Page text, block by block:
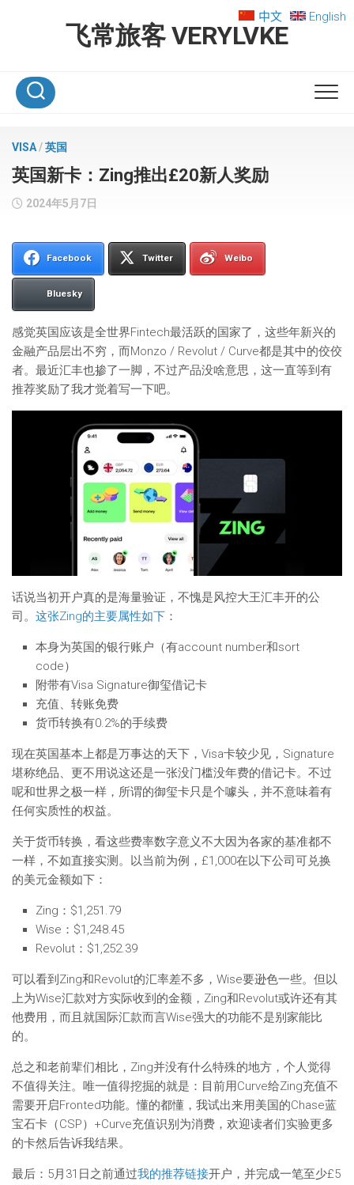
飞常旅客 VERYLVKE
中文 English
VISA/英国
英国新卡：Zing推出£20新人奖励
2024年5月7日
Facebook Twitter Weibo
Bluesky
感觉英国应该是全世界Fintech最活跃的国家了，这些年新兴的
金融产品层出不穷，而Monzo / Revolut / Curve都是其中的佼佼
者。最近汇丰也掺了一脚，不过产品没啥意思，这一直等到有
推荐奖励了我才觉着写一下吧。
话说当初开户真的是海量验证，不愧是风控大王汇丰开的公
司。 这张Zing的主要属性如下 ：
本身为英国的银行账户（有account number和sort
code）
附带有Visa Signature御玺借记卡
充值、转账免费
货币转换有0.2%的手续费
现在英国基本上都是万事达的天下，Visa卡较少见，Signature
堪称绝品、更不用说这还是一张没门槛没年费的借记卡。不过
呢和世界之极一样，所谓的御玺卡只是个噱头，并不意味着有
任何实质性的权益。
关于货币转换，看这些费率数字意义不大因为各家的基准都不
一样，不如直接实测。以当前为例，£1,000在以下公司可兑换
的美元金额如下：
Zing：$1,251.79
Wise：$1,248.45
Revolut：$1,252.39
可以看到Zing和Revolut的汇率差不多，Wise要逊色一些。但以
上为Wise汇款对方实际收到的金额，Zing和Revolut或许还有其
他费用，而且就国际汇款而言Wise强大的功能不是别家能比
的。
总之和老前辈们相比，Zing并没有什么特殊的地方，个人觉得
不值得关注。唯一值得挖掘的就是：目前用Curve给Zing充值不
需要开启Fronted功能。懂的都懂，我试出来用美国的Chase蓝
宝石卡（CSP）+Curve充值识别为消费，欢迎读者们实验更多
的卡然后告诉我结果。
最后：5月31日之前通过我的推荐链接开户，并完成一笔至少£5